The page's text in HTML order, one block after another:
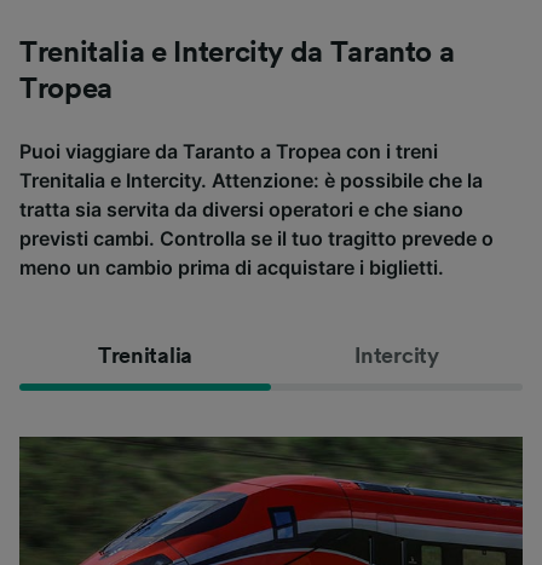
Trenitalia e Intercity da Taranto a
Tropea
Puoi viaggiare da Taranto a Tropea con i treni
Trenitalia e Intercity. Attenzione: è possibile che la
tratta sia servita da diversi operatori e che siano
previsti cambi. Controlla se il tuo tragitto prevede o
meno un cambio prima di acquistare i biglietti.
Trenitalia Intercity